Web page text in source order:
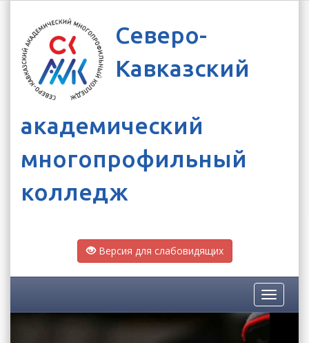
Северо-
Кавказский
академический
многопрофильный
колледж
Версия для слабовидящих
Toggle
Previous